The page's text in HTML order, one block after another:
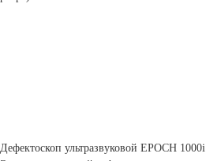
Дефектоскоп ультразвуковой ЕРОСН 1000i